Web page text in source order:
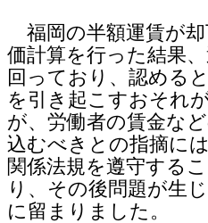
福岡の半額運賃が
価計算を行った結果
回っており、認める
を引き起こすおそれ
が、労働者の賃金な
込むべきとの指摘に
関係法規を遵守する
り、その後問題が生
に留まりました。